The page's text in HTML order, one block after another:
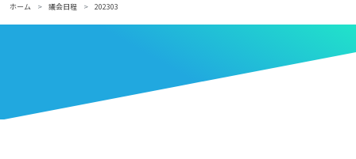
ホーム 議会日程 202303